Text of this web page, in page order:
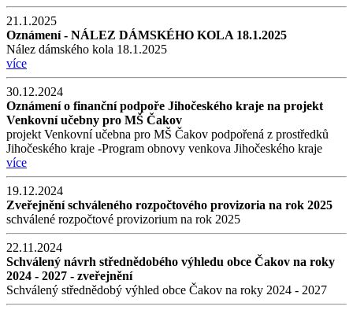
21.1.2025
Oznámení - NÁLEZ DÁMSKÉHO KOLA 18.1.2025
Nález dámského kola 18.1.2025
více
30.12.2024
Oznámení o finanční podpoře Jihočeského kraje na projekt
Venkovní učebny pro MŠ Čakov
projekt Venkovní učebna pro MŠ Čakov podpořená z prostředků
Jihočeského kraje -Program obnovy venkova Jihočeského kraje
více
19.12.2024
Zveřejnění schváleného rozpočtového provizoria na rok 2025
schválené rozpočtové provizorium na rok 2025
22.11.2024
Schválený návrh střednědobého výhledu obce Čakov na roky
2024 - 2027 - zveřejnění
Schválený střednědobý výhled obce Čakov na roky 2024 - 2027